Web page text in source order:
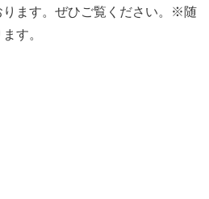
ります。ぜひご覧ください。※随
す。